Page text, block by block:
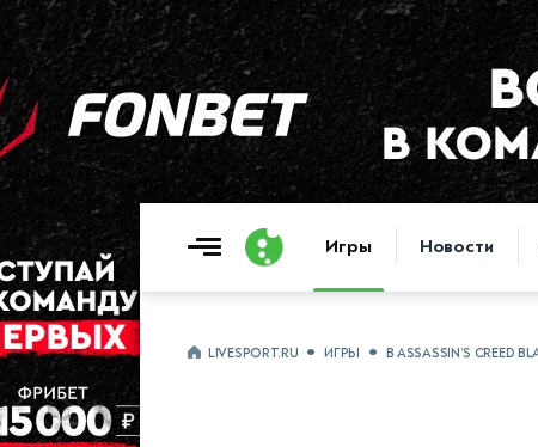
Игры Новости
LIVESPORT.RU ИГРЫ В ASSASSIN’S